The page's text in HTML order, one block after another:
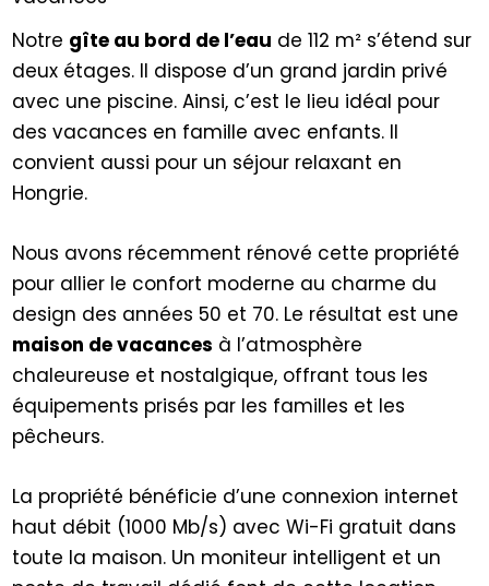
Notre gîte au bord de l’eau de 112 m² s’étend sur
deux étages. Il dispose d’un grand jardin privé
avec une piscine. Ainsi, c’est le lieu idéal pour
des vacances en famille avec enfants. Il
convient aussi pour un séjour relaxant en
Hongrie.
Nous avons récemment rénové cette propriété
pour allier le confort moderne au charme du
design des années 50 et 70. Le résultat est une
maison de vacances à l’atmosphère
chaleureuse et nostalgique, offrant tous les
équipements prisés par les familles et les
pêcheurs.
La propriété bénéficie d’une connexion internet
haut débit (1000 Mb/s) avec Wi-Fi gratuit dans
toute la maison. Un moniteur intelligent et un